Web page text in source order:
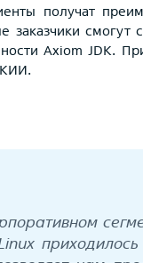
получат
смогут
Axiom JDK.